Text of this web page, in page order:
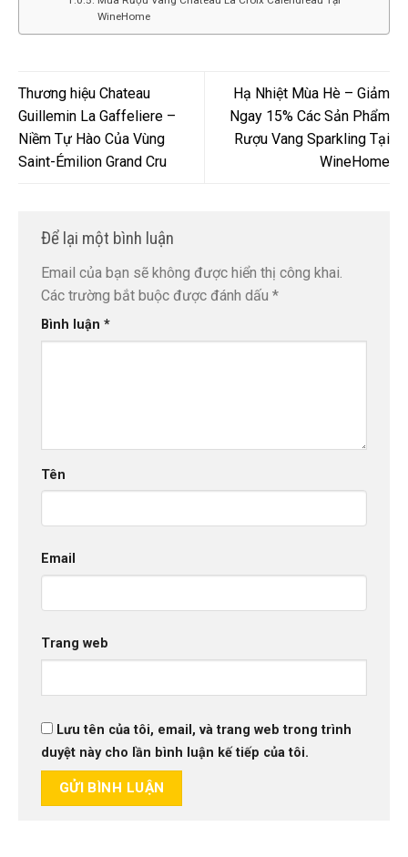
WineHome
Thương hiệu Chateau
Guillemin La Gaffeliere –
Niềm Tự Hào Của Vùng
Saint-Émilion Grand Cru
Hạ Nhiệt Mùa Hè – Giảm
Ngay 15% Các Sản Phẩm
Rượu Vang Sparkling Tại
WineHome
Để lại một bình luận
Email của bạn sẽ không được hiển thị công khai.
Các trường bắt buộc được đánh dấu *
Bình luận *
Tên
Email
Trang web
Lưu tên của tôi, email, và trang web trong trình
duyệt này cho lần bình luận kế tiếp của tôi.